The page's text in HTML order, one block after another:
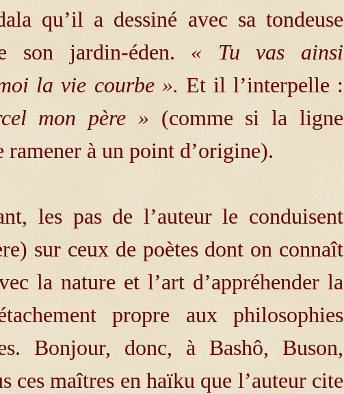
qu’il a dessiné avec sa tondeuse
son jardin-éden. « Tu vas ainsi
la vie courbe ». Et il l’interpelle :
mon père » (comme si la ligne
ramener à un point d’origine).
les pas de l’auteur le conduisent
sur ceux de poètes dont on connaît
la nature et l’art d’appréhender la
propre aux philosophies
Bonjour, donc, à Bashô, Buson,
ces maîtres en haïku que l’auteur cite